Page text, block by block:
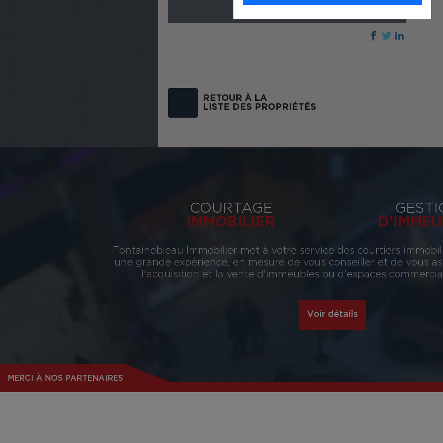
RETOUR À LA
LISTE DES PROPRIÉTÉS
COURTAGE
IMMOBILIER
Fontainebleau Immobilier met à votre service des courtiers
une grande expérience, en mesure de vous conseiller et de vous
l'acquisition et la vente d'immeubles ou d'espaces
Voir détails
MERCI À NOS PARTENAIRES